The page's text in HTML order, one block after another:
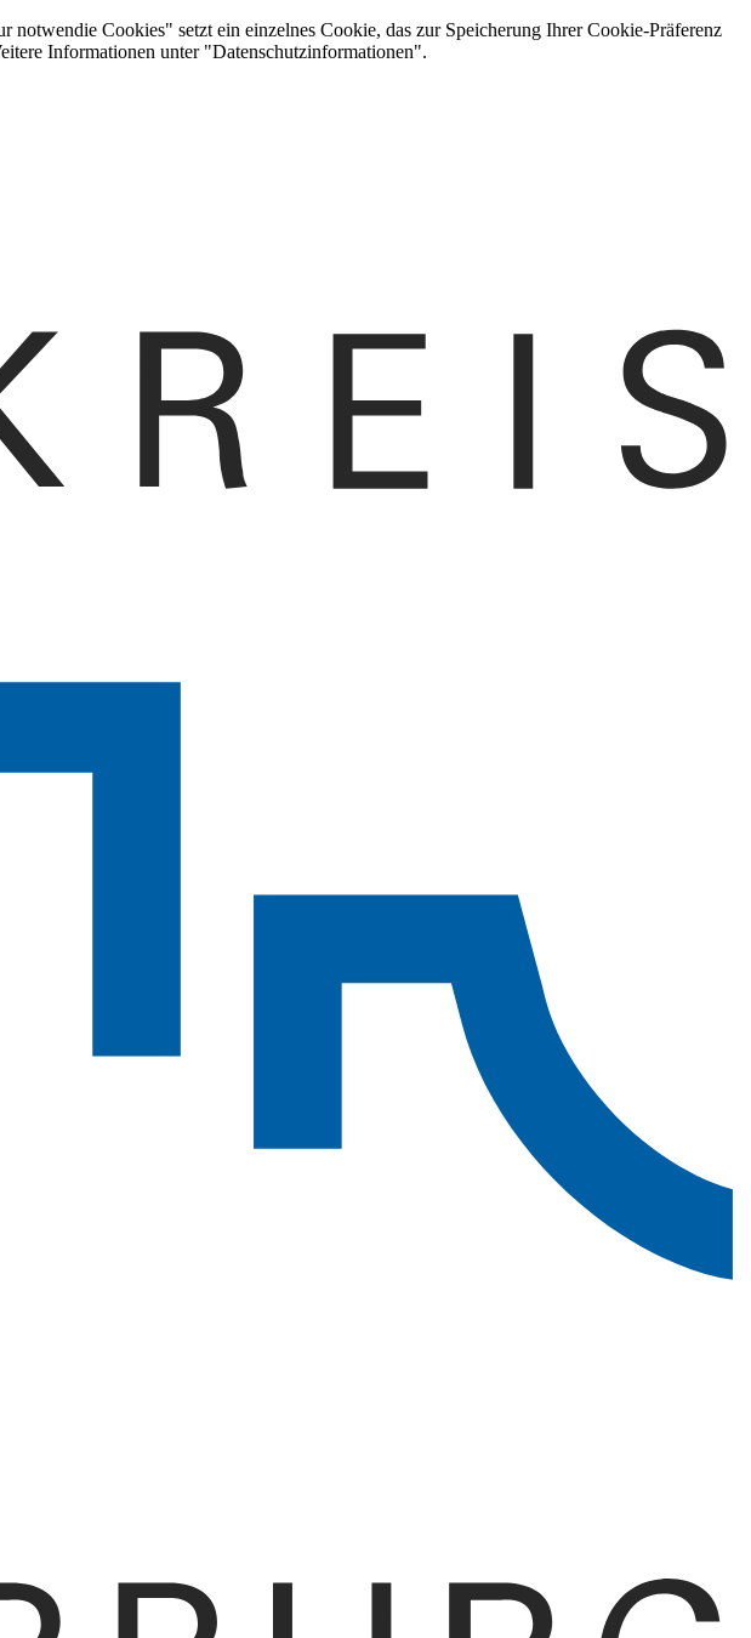
Cookies" setzt ein einzelnes Cookie, das zur Speicherung Ihrer Cookie-Präferenz
Informationen unter "Datenschutzinformationen".